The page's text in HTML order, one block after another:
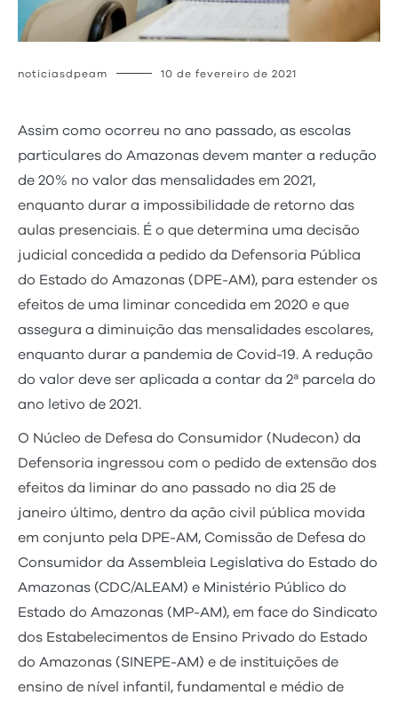
noticiasdpeam 10 de fevereiro de 2021
Assim como ocorreu no ano passado, as escolas
particulares do Amazonas devem manter a redução
de 20% no valor das mensalidades em 2021,
enquanto durar a impossibilidade de retorno das
aulas presenciais. É o que determina uma decisão
judicial concedida a pedido da Defensoria Pública
do Estado do Amazonas (DPE-AM), para estender os
efeitos de uma liminar concedida em 2020 e que
assegura a diminuição das mensalidades escolares,
enquanto durar a pandemia de Covid-19. A redução
do valor deve ser aplicada a contar da 2ª parcela do
ano letivo de 2021.
O Núcleo de Defesa do Consumidor (Nudecon) da
Defensoria ingressou com o pedido de extensão dos
efeitos da liminar do ano passado no dia 25 de
janeiro último, dentro da ação civil pública movida
em conjunto pela DPE-AM, Comissão de Defesa do
Consumidor da Assembleia Legislativa do Estado do
Amazonas (CDC/ALEAM) e Ministério Público do
Estado do Amazonas (MP-AM), em face do Sindicato
dos Estabelecimentos de Ensino Privado do Estado
do Amazonas (SINEPE-AM) e de instituições de
ensino de nível infantil, fundamental e médio de